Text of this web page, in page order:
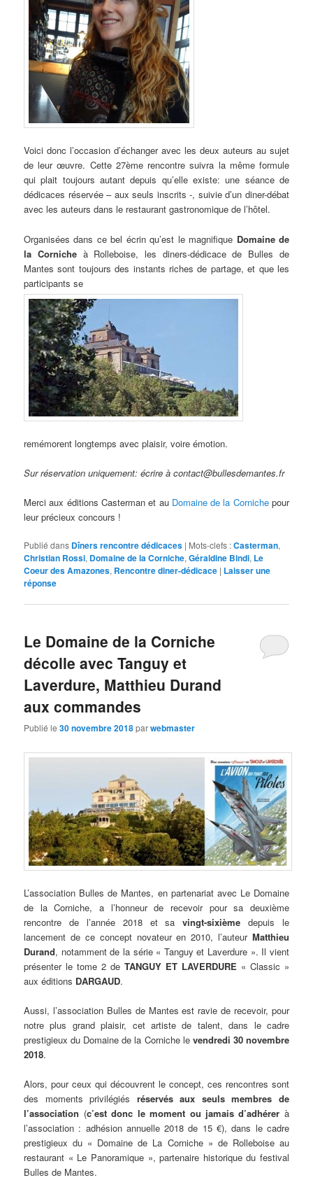
Voici donc l’occasion d’échanger avec les deux auteurs au sujet
de leur œuvre. Cette 27ème rencontre suivra la même formule
qui plait toujours autant depuis qu’elle existe: une séance de
dédicaces réservée – aux seuls inscrits -, suivie d’un diner-débat
avec les auteurs dans le restaurant gastronomique de l’hôtel.
Organisées dans ce bel écrin qu’est le magnifique Domaine de
la Cornicheà Rolleboise, les diners-dédicace de Bulles de
Mantes sont toujours des instants riches de partage, et que les
participants se
remémorent longtemps avec plaisir, voire émotion.
Sur réservation uniquement: écrire à contact@bullesdemantes.fr
Merci aux éditions Casterman et au Domaine de la Cornichepour
leur précieux concours !
Publié dans Dîners rencontre dédicaces | Mots-clefs :Casterman,
Christian Rossi, Domaine de la Corniche,Géraldine Bindi, Le
Coeur des Amazones, Rencontre diner-dédicace | Laisser une
réponse
Le Domaine de la Corniche
décolle avec Tanguy et
Laverdure, Matthieu Durand
aux commandes
Publié le30 novembre 2018parwebmaster
L’association Bulles de Mantes, en partenariat avec Le Domaine
de la Corniche, a l’honneur de recevoir pour sa deuxième
rencontre de l’année 2018 et savingt-sixième depuis le
lancement de ce concept novateur en 2010, l’auteur Matthieu
Durand, notamment de la série « Tanguy et Laverdure ». Il vient
présenter le tome 2 de TANGUY ET LAVERDURE « Classic »
aux éditions DARGAUD.
Aussi, l’association Bulles de Mantes est ravie de recevoir, pour
notre plus grand plaisir, cet artiste de talent, dans le cadre
prestigieux du Domaine de la Corniche le vendredi 30 novembre
2018.
Alors, pour ceux qui découvrent le concept, ces rencontres sont
des moments privilégiés réservés aux seuls membres de
l’association (c’est donc le moment ou jamais d’adhérer à
l’association : adhésion annuelle 2018 de 15 €), dans le cadre
prestigieux du « Domaine de La Corniche » de Rolleboise au
restaurant « Le Panoramique », partenaire historique du festival
Bulles de Mantes.